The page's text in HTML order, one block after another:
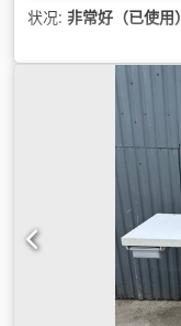
状况: 非常好（已使用）